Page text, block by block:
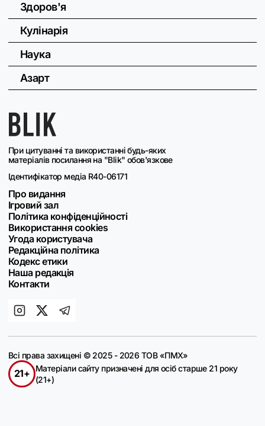
При цитуванні та використанні будь-яких
матеріалів посилання на "Blik" обов'язкове
Ідентифікатор медіа R40-06171
Про видання
Ігровий зал
Політика конфіденційності
Використання cookies
Угода користувача
Редакційна політика
Кодекс етики
Наша редакція
Контакти
Здоров'я
Кулінарія
Наука
Азарт
Всі права захищені © 2025 - 2026 ТОВ «ПМХ»
21+
Матеріали сайту призначені для осіб старше 21 року
(21+)